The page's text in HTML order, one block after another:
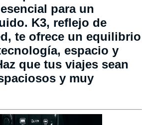
para un
K3, reflejo de
te ofrece un equilibrio
espacio y
que tus viajes sean
y muy